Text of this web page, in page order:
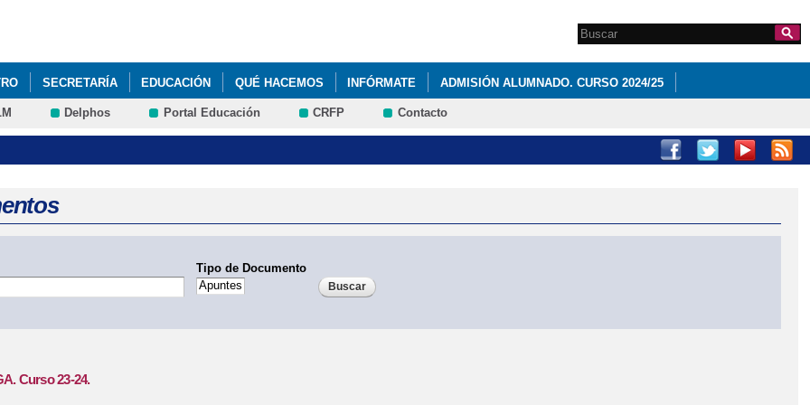
Formulario de
búsqueda
Search this site
SECRETARÍA EDUCACIÓN QUÉ HACEMOS INFÓRMATE ADMISIÓN ALUMNADO. CURSO 2024/25
3 AÑOS ~ CURSO 2023/24 PLAN DE INICIO DE CURSO 2021-22 + PLAN DE CONTINGENCIA
Delphos Portal Educación CRFP Contacto
Tipo de Documento
Curso 23-24.